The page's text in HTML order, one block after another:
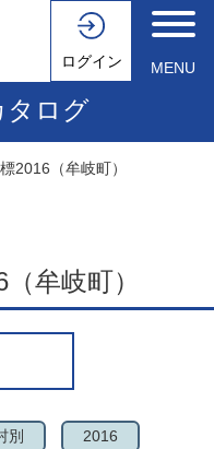
ログイン MENU
タログ
2016（牟岐町）
牟岐町）
別 2016